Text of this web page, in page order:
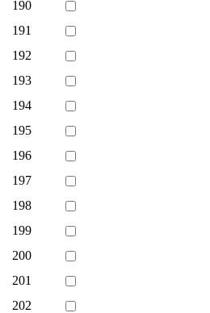
190
191
192
193
194
195
196
197
198
199
200
201
202